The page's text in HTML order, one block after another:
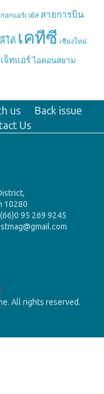
อกแอร์เวย์ส สายการบิน
ใต้ เคทีซี เชียงใหม่
จ็ทแอร์ ไอคอนสยาม
us
Back issue
Us
10280
95 269 9245
. All rights reserved.